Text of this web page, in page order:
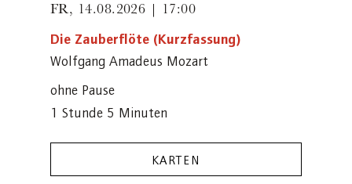
FR, 14.08.2026 | 17:00
Die Zauberflöte (Kurzfassung)
Wolfgang Amadeus Mozart
ohne Pause
1 Stunde 5 Minuten
KARTEN